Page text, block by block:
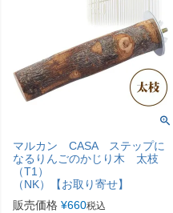
マルカン CASA ステップに
なるりんごのかじり木 太枝
（T1）
（NK）【お取り寄せ】
販売価格 ¥660税込